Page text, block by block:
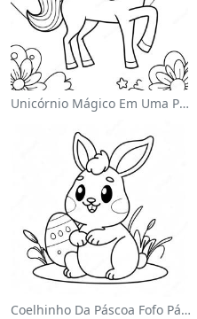
Unicórnio Mágico Em Uma Página Para Colorir Arco-Íris
Coelhinho Da Páscoa Fofo Página Para Colorir